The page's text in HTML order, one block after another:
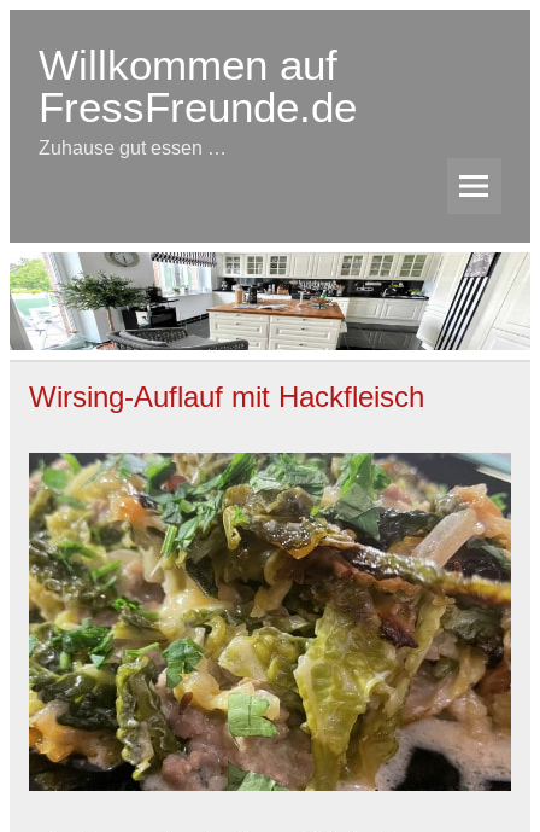
Skip
contentWillkommen auf
FressFreunde.de
Zuhause gut essen …
Wirsing-Auflauf mit Hackfleisch